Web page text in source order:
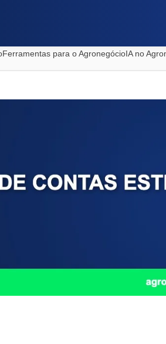
Ferramentas para o AgronegócioIA no